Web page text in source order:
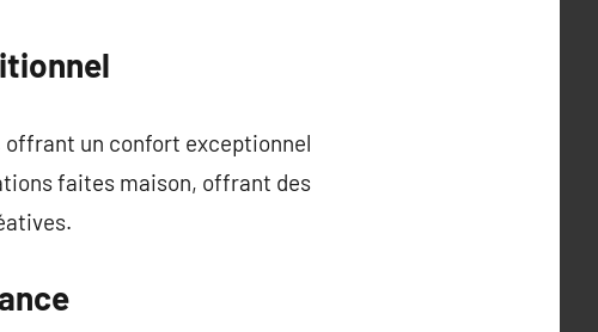
un confort exceptionnel
faites maison, offrant des